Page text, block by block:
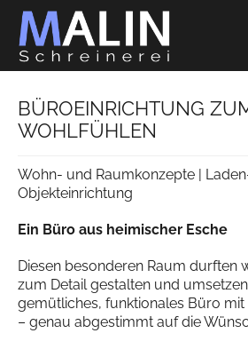
BÜROEINRICHTUNG
WOHLFÜHLEN
Wohn- und Raumkonzepte |
Objekteinrichtung
Ein Büro aus heimischer Esche
Diesen besonderen Raum durften
zum Detail gestalten und
gemütliches, funktionales Büro
– genau abgestimmt auf die